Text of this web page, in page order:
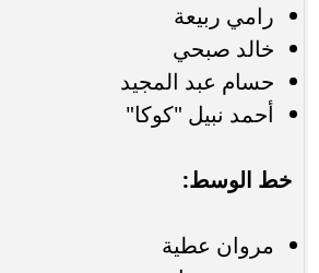
رامي ربيعة
خالد صبحي
حسام عبد المجيد
أحمد نبيل "كوكا"
خط الوسط:
مروان عطية